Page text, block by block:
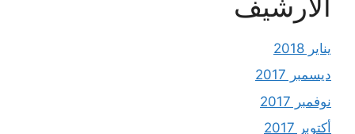
يناير 2018
ديسمبر 2017
نوفمبر 2017
أكتوبر 2017